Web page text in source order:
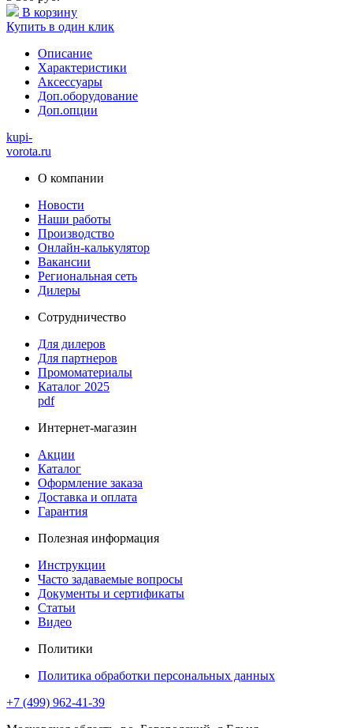
В корзину
Купить в один клик
Описание
Характеристики
Аксессуары
Доп.оборудование
Доп.опции
kupi-
vorota.ru
О компании
Новости
Наши работы
Производство
Онлайн-калькулятор
Вакансии
Региональная сеть
Дилеры
Сотрудничество
Для дилеров
Для партнеров
Промоматериалы
Каталог 2025
pdf
Интернет-магазин
Акции
Каталог
Оформление заказа
Доставка и оплата
Гарантия
Полезная информация
Инструкции
Часто задаваемые вопросы
Документы и сертификаты
Статьи
Видео
Политики
Политика обработки персональных данных
+7 (499) 962-41-39